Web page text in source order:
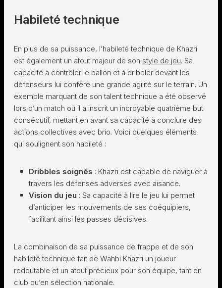
Habileté technique
En plus de sa puissance, l’habileté technique de Khazri
est également un atout majeur de son style de jeu. Sa
capacité à contrôler le ballon et à dribbler devant les
défenseurs lui confère une grande agilité sur le terrain. Un
exemple marquant de son talent technique a été observé
lors d’un match où il a inscrit un incroyable quatrième but
consécutif, mettant en avant sa capacité à conclure des
actions collectives avec brio. Voici quelques éléments
qui soulignent son habileté :
Dribbles soignés : Khazri est capable de naviguer à
travers les défenses adverses avec aisance.
Vision du jeu : Sa capacité à lire le jeu lui permet
d’anticiper les mouvements de ses coéquipiers,
facilitant ainsi les passes décisives.
La combinaison de sa puissance de frappe et de son
habileté technique fait de Wahbi Khazri un joueur
redoutable et un atout précieux pour son équipe, tant en
club qu’en sélection nationale.